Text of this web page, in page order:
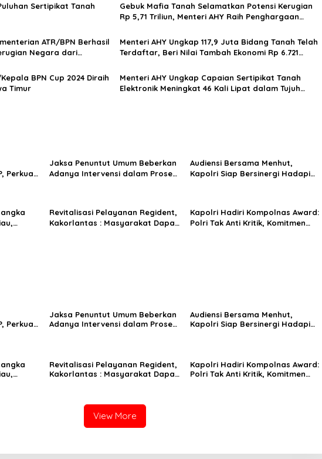
Sertipikat Tanah
Gebuk Mafia Tanah Selamatkan Potensi Kerugian
Rp 5,71 Triliun, Menteri AHY Raih Penghargaan
ATR/BPN Berhasil
Negara dari
Menteri AHY Ungkap 117,9 Juta Bidang Tanah Telah
Terdaftar, Beri Nilai Tambah Ekonomi Rp 6.721
BPN Cup 2024 Diraih
Timur
Menteri AHY Ungkap Capaian Sertipikat Tanah
Elektronik Meningkat 46 Kali Lipat dalam Tujuh
Perkuat
Jaksa Penuntut Umum Beberkan
Adanya Intervensi dalam Proses
Audiensi Bersama Menhut,
Kapolri Siap Bersinergi Hadapi
Revitalisasi Pelayanan Regident,
Kakorlantas : Masyarakat Dapat
Kapolri Hadiri Kompolnas Award:
Polri Tak Anti Kritik, Komitmen
Perkuat
Jaksa Penuntut Umum Beberkan
Adanya Intervensi dalam Proses
Audiensi Bersama Menhut,
Kapolri Siap Bersinergi Hadapi
Revitalisasi Pelayanan Regident,
Kakorlantas : Masyarakat Dapat
Kapolri Hadiri Kompolnas Award:
Polri Tak Anti Kritik, Komitmen
View More